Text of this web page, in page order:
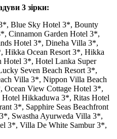
3 зірки:
Blue Sky Hotel 3*, Bounty
Cinnamon Garden Hotel 3*,
Hotel 3*, Dineha Villa 3*,
Ocean Resort 3*, Hikka
3*, Hotel Lanka Super
Seven Beach Resort 3*,
Villa 3*, Nippon Villa Beach
Ocean View Cottage Hotel 3*,
Hikkaduwa 3*, Ritas Hotel
3*, Sapphire Seas Beachfront
Swastha Ayurweda Villa 3*,
3*, Villa De White Sambur 3*,